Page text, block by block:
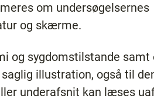
om undersøgelsernes
og skærme.
og sygdomstilstande samt
illustration, også til
underafsnit kan læses